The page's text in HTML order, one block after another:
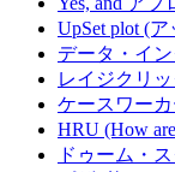
UpSet plot (
データ・イ
レイジクリッ
ケースワーカ
HRU (How
ドゥーム・